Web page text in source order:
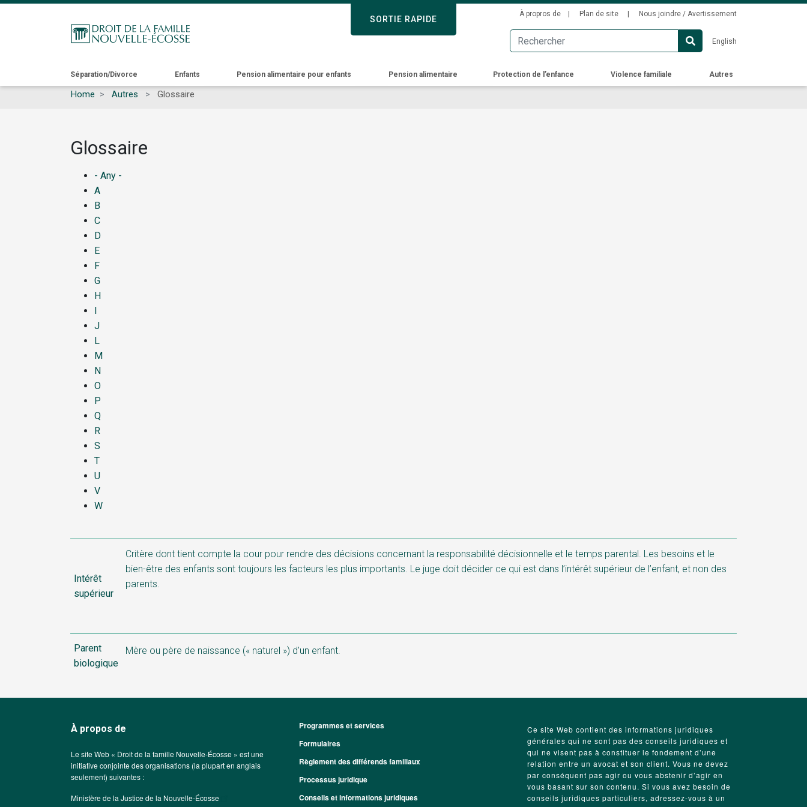
SORTIE RAPIDE
to
main
Secondary
Menu
À propros de Plan de site Nous joindre / Avertissement
English
SORTIE RAPIDE
Main
navigation
Séparation/Divorce Enfants Pension alimentaire pour enfants Pension alimentaire Protection de l’enfance Violence familiale Autres
Home Autres Glossaire
Glossaire
- Any -
A
B
C
D
E
F
G
H
I
J
L
M
N
O
P
Q
R
S
T
U
V
W
Intérêt
supérieur
Critère dont tient compte la cour pour rendre des décisions concernant la responsabilité décisionnelle et le temps parental. Les besoins et le
bien-être des enfants sont toujours les facteurs les plus importants. Le juge doit décider ce qui est dans l’intérêt supérieur de l’enfant, et non des
parents.
Parent
biologique
Mère ou père de naissance (« naturel ») d'un enfant.
À propos de
Le site Web « Droit de la famille Nouvelle-Écosse » est une
initiative conjointe des organisations (la plupart en anglais
seulement) suivantes :
Ministère de la Justice de la Nouvelle-Écosse
Footer
Programmes et services
Formulaires
Règlement des différends familiaux
Processus juridique
Conseils et informations juridiques
Ce site Web contient des informations juridiques
générales qui ne sont pas des conseils juridiques et
qui ne visent pas à constituer le fondement d’une
relation entre un avocat et son client. Vous ne devez
par conséquent pas agir ou vous abstenir d’agir en
vous basant sur son contenu. Si vous avez besoin de
conseils juridiques particuliers, adressez-vous à un